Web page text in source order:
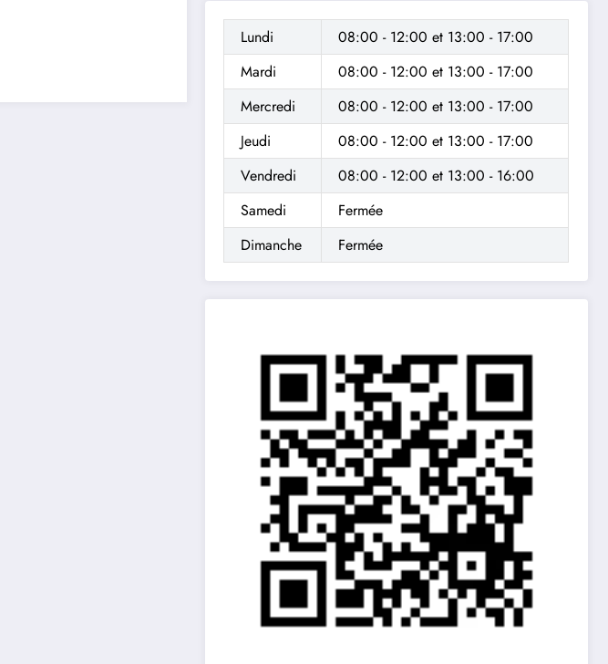
Lundi 08:00 - 12:00 et 13:00 - 17:00
Mardi
08:00 - 12:00 et 13:00 - 17:00
Mercredi
08:00 - 12:00 et 13:00 - 17:00
Jeudi
08:00 - 12:00 et 13:00 - 17:00
Vendredi
08:00 - 12:00 et 13:00 - 16:00
Samedi
Fermée
Dimanche
Fermée